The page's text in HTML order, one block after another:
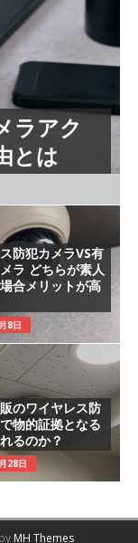
ラアク
とは
防犯カメラVS有
ラ どちらが素人
合メリットが高
8日
のワイヤレス防
物的証拠となる
るのか？
28日
MH Themes